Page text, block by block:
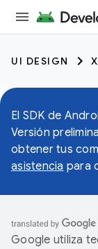
UI DESIGN
El SDK de
Versión
obtener tus
asistencia para
Google utiliza